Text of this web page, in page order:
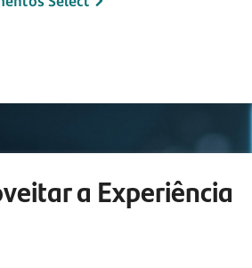
a Experiência